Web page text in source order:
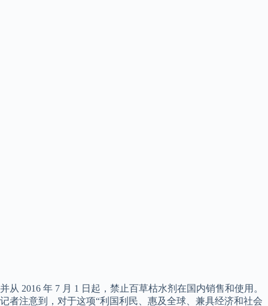
并从 2016 年 7 月 1 日起，禁止百草枯水剂在国内销售和使用。
记者注意到，对于这项“利国利民、惠及全球、兼具经济和社会